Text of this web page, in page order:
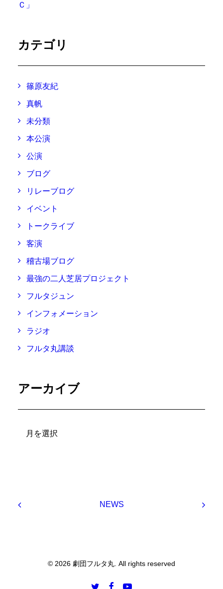
Ｃ」
カテゴリ
篠原友紀
真帆
未分類
本公演
公演
ブログ
リレーブログ
イベント
トークライブ
客演
稽古場ブログ
最強の二人芝居プロジェクト
フルタジュン
インフォメーション
ラジオ
フルタ丸講談
アーカイブ
NEWS
© 2026 劇団フルタ丸. All rights reserved